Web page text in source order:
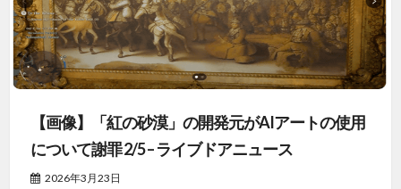
【画像】「紅の砂漠」の開発元がAIアートの使用
について謝罪 2/5 – ライブドアニュース
2026年3月23日